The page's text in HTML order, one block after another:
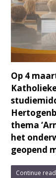
Op 4
thema
het
geopend
Continue